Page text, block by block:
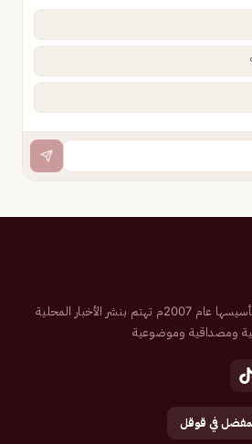
صحيفة إلكترونية سعودية تم تأسيسها عام 2007م تهتم بنشر الأخبار المحلية
ومصداقية وموضوعية
في قوقل